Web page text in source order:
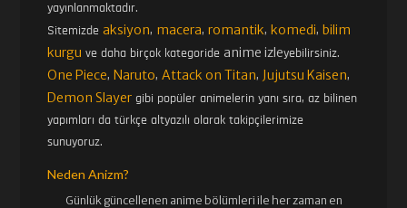
yayınlanmaktadır.
Sitemizdeaksiyon, macera,romantik, komedi, bilim
kurgu ve daha birçok kategoride anime izleyebilirsiniz.
One Piece, Naruto,Attack on Titan, Jujutsu Kaisen,
Demon Slayer gibi popüler animelerin yanı sıra, az bilinen
yapımları da türkçe altyazılı olarak takipçilerimize
sunuyoruz.
Neden Anizm?
Günlük güncellenen anime bölümleri ile her zaman en